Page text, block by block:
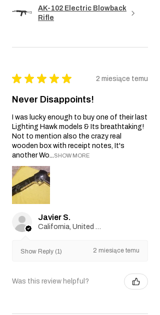
AK-102 Electric Blowback
Rifle
★ ★ ★ ★ ★ 2 miesiące temu
Never Disappoints!
I was lucky enough to buy one of their last
Lighting Hawk models & Its breathtaking!
Not to mention also the crazy real
wooden box with receipt notes, It's
another Wo...SHOW MORE
Javier S.
Show Reply (1) 2 miesiące temu
Was this review helpful?